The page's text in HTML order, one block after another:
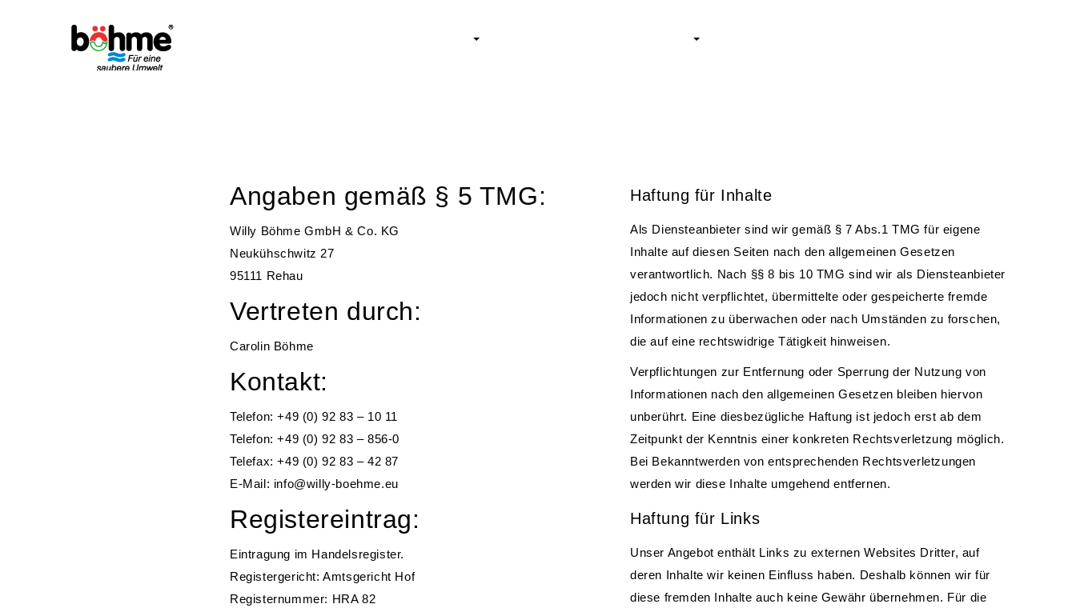
Angaben gemäß § 5 TMG:
Willy Böhme GmbH & Co. KG
Neukühschwitz 27
95111 Rehau
Vertreten durch:
Carolin Böhme
Kontakt:
Telefon: +49 (0) 92 83 – 10 11
Telefon: +49 (0) 92 83 – 856-0
Telefax: +49 (0) 92 83 – 42 87
E-Mail: info@willy-boehme.eu
Registereintrag:
Eintragung im Handelsregister.
Registergericht: Amtsgericht Hof
Registernummer: HRA 82
Haftung für Inhalte
Als Diensteanbieter sind wir gemäß § 7 Abs.1 TMG für eigene
Inhalte auf diesen Seiten nach den allgemeinen Gesetzen
verantwortlich. Nach §§ 8 bis 10 TMG sind wir als Diensteanbieter
jedoch nicht verpflichtet, übermittelte oder gespeicherte fremde
Informationen zu überwachen oder nach Umständen zu forschen,
die auf eine rechtswidrige Tätigkeit hinweisen.
Verpflichtungen zur Entfernung oder Sperrung der Nutzung von
Informationen nach den allgemeinen Gesetzen bleiben hiervon
unberührt. Eine diesbezügliche Haftung ist jedoch erst ab dem
Zeitpunkt der Kenntnis einer konkreten Rechtsverletzung möglich.
Bei Bekanntwerden von entsprechenden Rechtsverletzungen
werden wir diese Inhalte umgehend entfernen.
Haftung für Links
Unser Angebot enthält Links zu externen Websites Dritter, auf
deren Inhalte wir keinen Einfluss haben. Deshalb können wir für
diese fremden Inhalte auch keine Gewähr übernehmen. Für die